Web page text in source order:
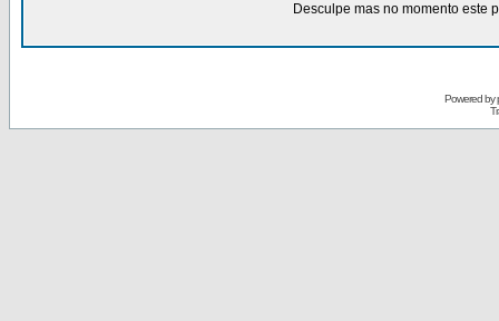
Desculpe mas no momento este
Powered by